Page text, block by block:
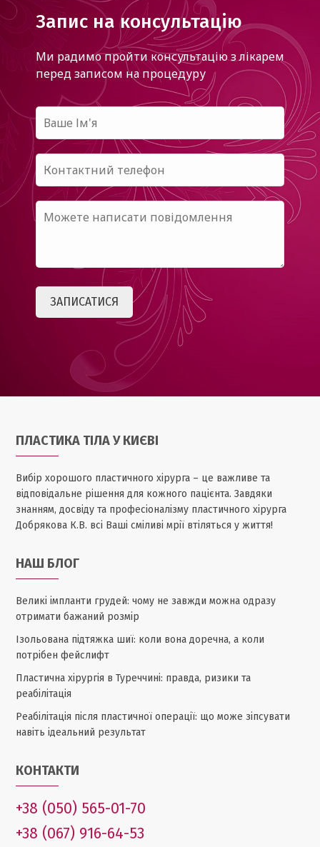
Запис на консультацію
Ми радимо пройти консультацію з лікарем
перед записом на процедуру
ПЛАСТИКА ТІЛА У КИЄВІ
Вибір хорошого пластичного хірурга – це важливе та
відповідальне рішення для кожного пацієнта. Завдяки
знанням, досвіду та професіоналізму пластичного хірурга
Добрякова К.В. всі Ваші сміливі мрії втіляться у життя!
НАШ БЛОГ
Великі імпланти грудей: чому не завжди можна одразу
отримати бажаний розмір
Ізольована підтяжка шиї: коли вона доречна, а коли
потрібен фейслифт
Пластична хірургія в Туреччині: правда, ризики та
реабілітація
Реабілітація після пластичної операції: що може зіпсувати
навіть ідеальний результат
КОНТАКТИ
+38 (050) 565-01-70
+38 (067) 916-64-53